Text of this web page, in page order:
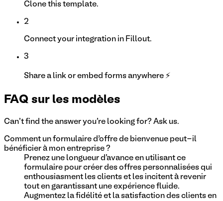
Clone this template.
2
Connect your integration in Fillout.
3
Share a link or embed forms anywhere ⚡
FAQ sur les modèles
Can't find the answer you're looking for? Ask us.
Comment un formulaire d’offre de bienvenue peut-il
bénéficier à mon entreprise ?
Prenez une longueur d'avance en utilisant ce
formulaire pour créer des offres personnalisées qui
enthousiasment les clients et les incitent à revenir
tout en garantissant une expérience fluide.
Augmentez la fidélité et la satisfaction des clients en